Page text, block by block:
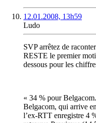
12.01.2008, 13h59
Ludo
SVP arrêtez de
RESTE le premier
dessous pour les
« 34 % pour
Belgacom, qui arrive
l’ex-RTT enregistre 4